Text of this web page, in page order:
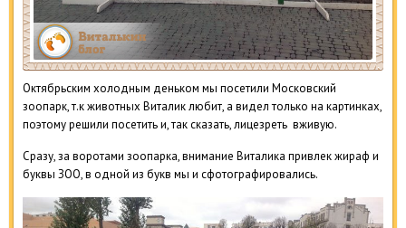
Октябрьским холодным деньком мы посетили Московский
зоопарк, т.к животных Виталик любит, а видел только на картинках,
поэтому решили посетить и, так сказать, лицезреть вживую.
Сразу, за воротами зоопарка, внимание Виталика привлек жираф и
буквы ЗOO, в одной из букв мы и сфотографировались.